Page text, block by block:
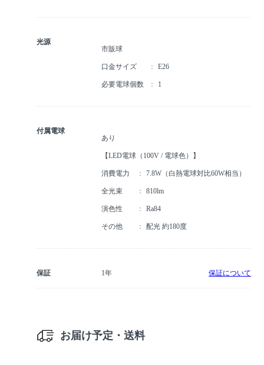
光源
市販球
口金サイズ E26
必要電球個数 1
付属電球
あり
【LED電球（100V / 電球色）】
消費電力 7.8W（白熱電球対比60W相当）
全光束 810lm
演色性 Ra84
その他 配光 約180度
保証 1年 保証について
お届け予定・送料